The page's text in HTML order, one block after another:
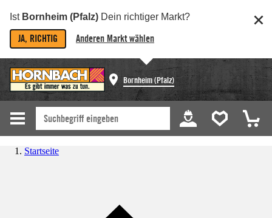
Ist Bornheim (Pfalz) Dein richtiger Markt?
JA, RICHTIG Anderen Markt wählen
Bornheim (Pfalz)
Startseite